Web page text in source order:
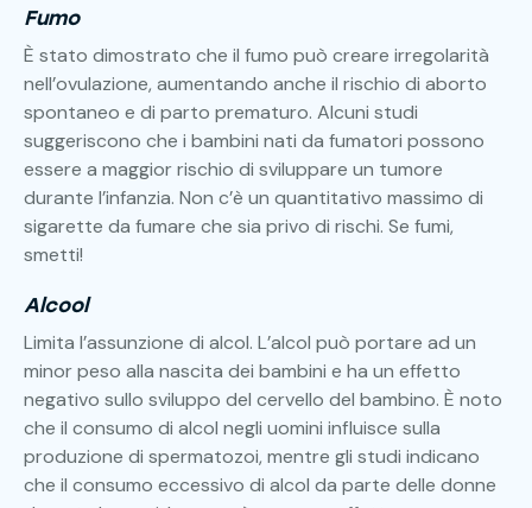
Fumo
È stato dimostrato che il fumo può creare irregolarità
nell’ovulazione, aumentando anche il rischio di aborto
spontaneo e di parto prematuro. Alcuni studi
suggeriscono che i bambini nati da fumatori possono
essere a maggior rischio di sviluppare un tumore
durante l’infanzia. Non c’è un quantitativo massimo di
sigarette da fumare che sia privo di rischi. Se fumi,
smetti!
Alcool
Limita l’assunzione di alcol. L’alcol può portare ad un
minor peso alla nascita dei bambini e ha un effetto
negativo sullo sviluppo del cervello del bambino. È noto
che il consumo di alcol negli uomini influisce sulla
produzione di spermatozoi, mentre gli studi indicano
che il consumo eccessivo di alcol da parte delle donne